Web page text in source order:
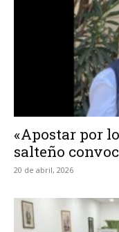
«Apostar por
salteño
20 de abril, 2026